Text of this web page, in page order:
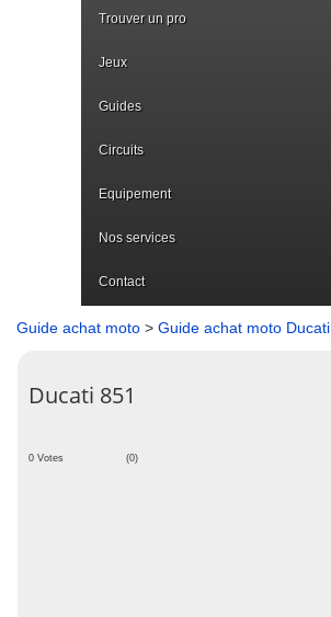
Trouver un pro
Jeux
Guides
Circuits
Equipement
Nos services
Contact
Guide achat moto > Guide achat moto Ducati
Ducati 851
0 Votes (0)